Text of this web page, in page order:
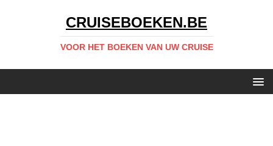
CRUISEBOEKEN.BE
VOOR HET BOEKEN VAN UW CRUISE